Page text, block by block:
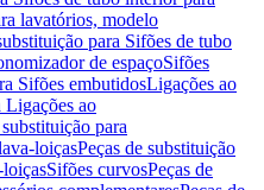
lavatórios, modelo
para Sifões de tubo
de espaçoSifões
Sifões embutidosLigações ao
Ligações ao
para
loiçasPeças de substituição
Sifões curvosPeças de